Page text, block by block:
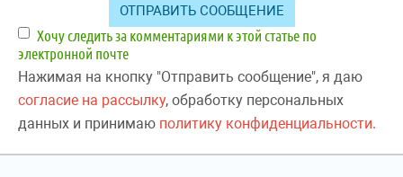
Хочу следить за комментариями к этой статье по
электронной почте
Нажимая на кнопку "Отправить сообщение", я даю
согласие на рассылку, обработку персональных
данных и принимаю политику конфиденциальности.